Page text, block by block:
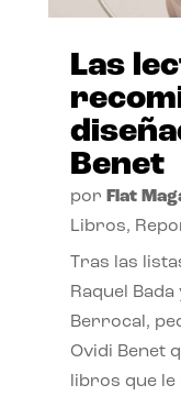
Las
Benet
por Flat
Libros,
Tras las
Raquel
Berrocal,
Ovidi Benet
libros que